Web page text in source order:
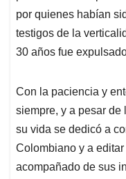
por quienes habían
testigos de la
30 años fue
Con la paciencia y
siempre, y a pesar de
su vida se dedicó a
Colombiano y a
acompañado de sus